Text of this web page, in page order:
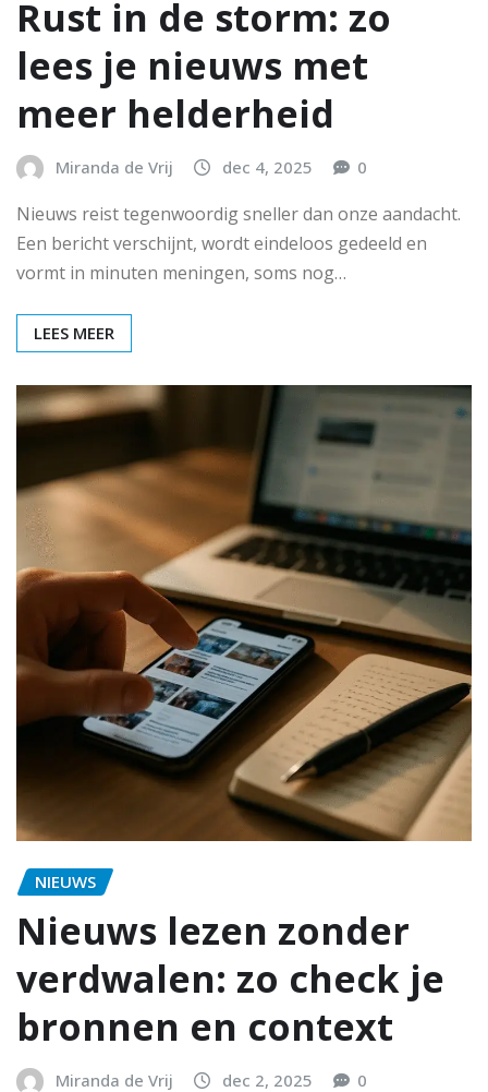
Rust in de storm: zo
lees je nieuws met
meer helderheid
Miranda de Vrij dec 4, 2025 0
Nieuws reist tegenwoordig sneller dan onze aandacht.
Een bericht verschijnt, wordt eindeloos gedeeld en
vormt in minuten meningen, soms nog…
LEES MEER
NIEUWS
Nieuws lezen zonder
verdwalen: zo check je
bronnen en context
Miranda de Vrij dec 2, 2025 0